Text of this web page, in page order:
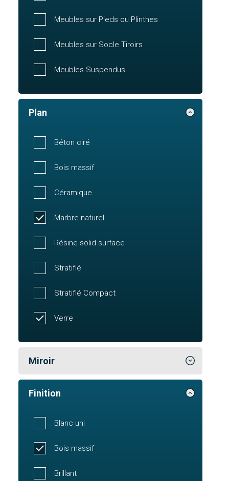
Meubles sur Pieds ou Plinthes
Meubles sur Socle Tiroirs
Meubles Suspendus
Plan
Béton ciré
Bois massif
Céramique
Marbre naturel
Résine solid surface
Stratifié
Stratifié Compact
Verre
Miroir
Finition
Blanc uni
Bois massif
Brillant